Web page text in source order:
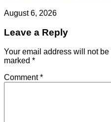
August 6, 2026
Leave a Reply
Your email address will not
marked *
Comment*